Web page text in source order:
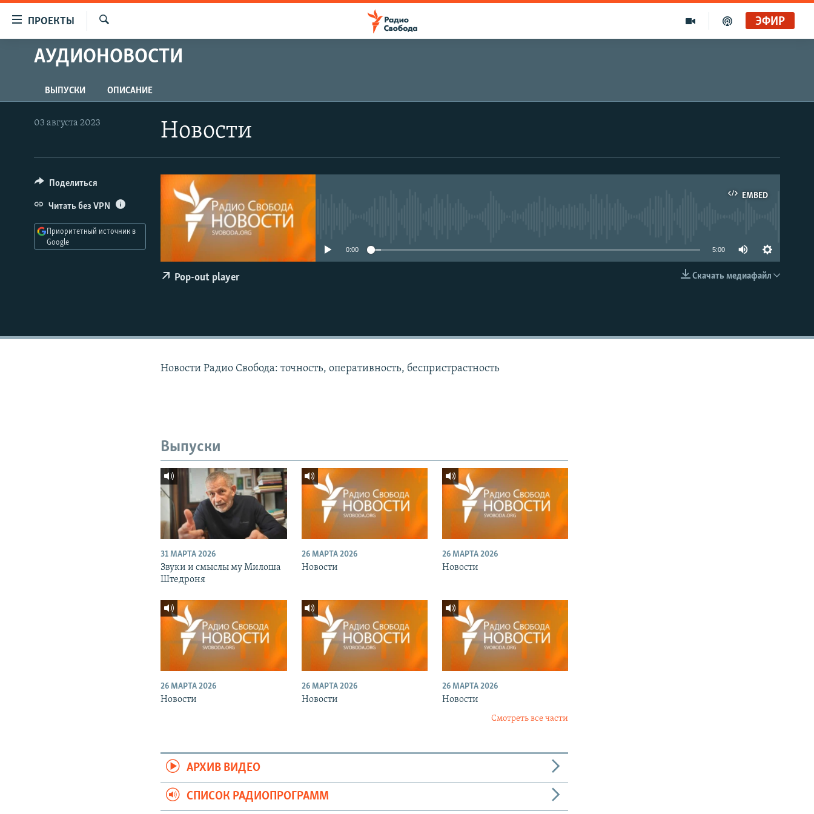
упрощенного
доступа
Вернуться
к
основному
главной
Вернутся
ПРОЕКТЫ
ПРОГРАММЫ
АВТОРСКИЕ ПРОЕКТЫ
ЦИТАТЫ СВОБОДЫ
IDEL.РЕАЛИИ
КАВКАЗ.РЕАЛИИ
СЕВЕР.РЕАЛИИ
СИБИРЬ.РЕАЛИИ
ЭФИР
АУДИОНОВОСТИ
ВЫПУСКИ ОПИСАНИЕ
Новости
03 августа 2023
EMBED
EMBED
0:00 5:00
Скачать медиафайл
Pop-out player
Поделиться
Читать без VPN
Приоритетный источник в
Google
Новости Радио Свобода: точность, оперативность, беспристрастность
Выпуски
31 МАРТА 2026
Звуки и смыслы му Милоша
Штедроня
26 МАРТА 2026
Новости
26 МАРТА 2026
Новости
26 МАРТА 2026
Новости
26 МАРТА 2026
Новости
26 МАРТА 2026
Новости
Смотреть все части
АРХИВ ВИДЕО
СПИСОК РАДИОПРОГРАММ